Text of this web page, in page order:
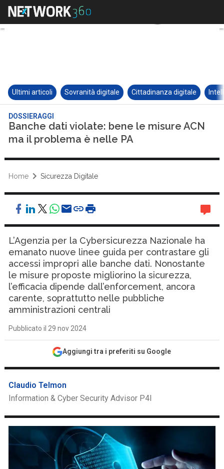
Ultimi articoli Sovranità digitale Cittadinanza digitale
DOSSIERAGGI
Banche dati violate: bene le misure ACN
ma il problema è nelle PA
Home Sicurezza Digitale
L’Agenzia per la Cybersicurezza Nazionale ha
emanato nuove linee guida per contrastare gli
accessi impropri alle banche dati. Nonostante
le misure proposte migliorino la sicurezza,
l’efficacia dipende dall’enforcement, ancora
carente, soprattutto nelle pubbliche
amministrazioni centrali
Pubblicato il 29 nov 2024
Aggiungi tra i preferiti su Google
Claudio Telmon
Information & Cyber Security Advisor P4I